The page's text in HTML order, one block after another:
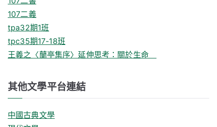
107二義
tpa32期1班
tpc35期17-18班
王義之〈蘭亭集序〉延伸思考：關於生命
其他文學平台連結
中國古典文學